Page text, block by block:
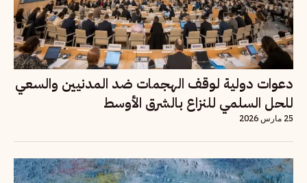
دعوات دولية لوقف الهجمات ضد المدنيين والسعي
للحل السلمي للنزاع بالشرق الأوسط
25 مارس 2026